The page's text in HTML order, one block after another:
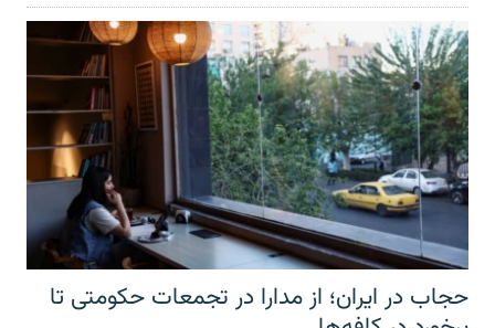
حجاب در ایران؛ از مدارا در تجمعات حکومتی تا